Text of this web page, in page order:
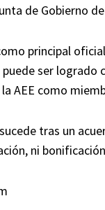
de Gobierno
principal
ser logrado
AEE como
tras un
ni